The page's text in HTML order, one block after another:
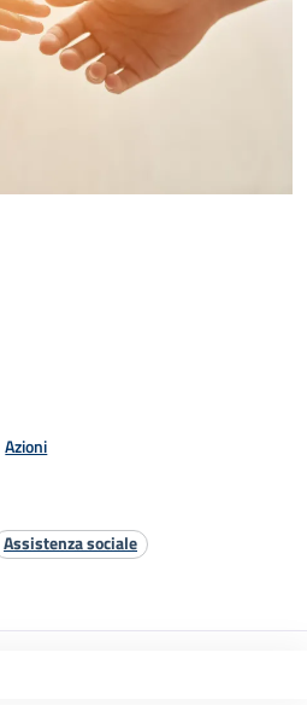
Azioni
Assistenza sociale